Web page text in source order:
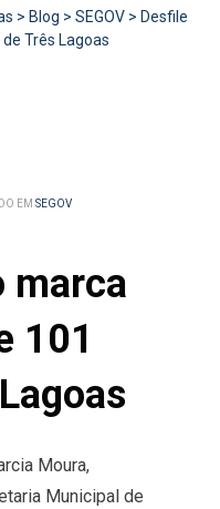
> Blog > SEGOV > Desfile
Três Lagoas
EM SEGOV
marca
101
Moura,
Municipal de